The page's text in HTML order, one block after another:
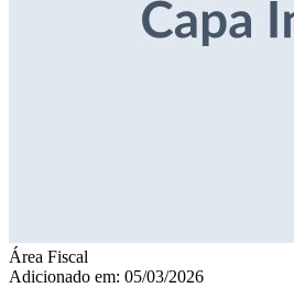
Área Fiscal
Adicionado em: 05/03/2026